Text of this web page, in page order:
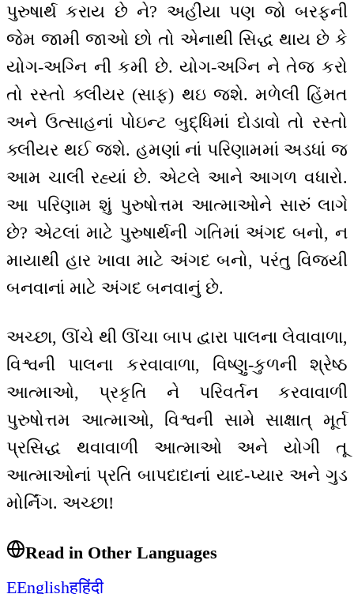
પુરુષાર્થ કરાય છે ને? અહીંયા પણ જો બરફની
જેમ જામી જાઓ છો તો એનાથી સિદ્ધ થાય છે કે
યોગ-અગ્નિ ની કમી છે. યોગ-અગ્નિ ને તેજ કરો
તો રસ્તો ક્લીયર (સાફ) થઇ જશે. મળેલી હિંમત
અને ઉત્સાહનાં પોઇન્ટ બુદ્ધિમાં દોડાવો તો રસ્તો
ક્લીયર થઈ જશે. હમણાં નાં પરિણામમાં અડધાં જ
આમ ચાલી રહ્યાં છે. એટલે આને આગળ વધારો.
આ પરિણામ શું પુરુષોત્તમ આત્માઓને સારું લાગે
છે? એટલાં માટે પુરુષાર્થની ગતિમાં અંગદ બનો, ન
માયાથી હાર ખાવા માટે અંગદ બનો, પરંતુ વિજયી
બનવાનાં માટે અંગદ બનવાનું છે.
અચ્છા, ઊંચે થી ઊંચા બાપ દ્વારા પાલના લેવાવાળા,
વિશ્વની પાલના કરવાવાળા, વિષ્ણુ-કુળની શ્રેષ્ઠ
આત્માઓ, પ્રકૃતિ ને પરિવર્તન કરવાવાળી
પુરુષોત્તમ આત્માઓ, વિશ્વની સામે સાક્ષાત્ મૂર્ત
પ્રસિદ્ધ થવાવાળી આત્માઓ અને યોગી તૂ
આત્માઓનાં પ્રતિ બાપદાદાનાં યાદ-પ્યાર અને ગુડ
મોર્નિંગ. અચ્છા!
Read in Other Languages
EEnglishहहिंदी